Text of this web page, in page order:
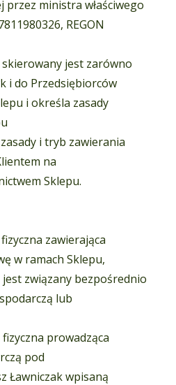
przez ministra właściwego
REGON
jest zarówno
i do Przedsiębiorców
i określa zasady
i tryb zawierania
na
Sklepu.
zawierająca
w ramach Sklepu,
związany bezpośrednio
lub
prowadząca
pod
Ławniczak wpisaną